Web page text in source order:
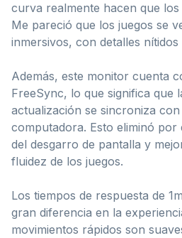
curva realmente hacen que
Me pareció que los juegos se
inmersivos, con detalles
Además, este monitor cuenta
FreeSync, lo que significa que
actualización se sincroniza
computadora. Esto eliminó
del desgarro de pantalla y
fluidez de los juegos.
Los tiempos de respuesta de
gran diferencia en la
movimientos rápidos son